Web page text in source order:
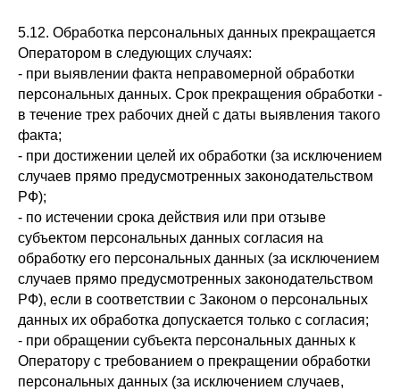
5.12. Обработка персональных данных прекращается
Оператором в следующих случаях:
- при выявлении факта неправомерной обработки
персональных данных. Срок прекращения обработки -
в течение трех рабочих дней с даты выявления такого
факта;
- при достижении целей их обработки (за исключением
случаев прямо предусмотренных законодательством
РФ);
- по истечении срока действия или при отзыве
субъектом персональных данных согласия на
обработку его персональных данных (за исключением
случаев прямо предусмотренных законодательством
РФ), если в соответствии с Законом о персональных
данных их обработка допускается только с согласия;
- при обращении субъекта персональных данных к
Оператору с требованием о прекращении обработки
персональных данных (за исключением случаев,